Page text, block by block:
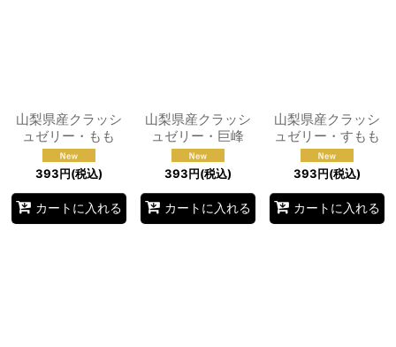
山梨県産クラッシ
ュゼリー・もも
393円(税込)
カートに入れる
山梨県産クラッシ
ュゼリー・巨峰
393円(税込)
カートに入れる
山梨県産クラッシ
ュゼリー・すもも
393円(税込)
カートに入れる